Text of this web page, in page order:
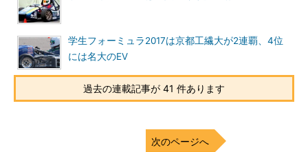
学生フォーミュラ2017は京都工繊大が2連覇、4位
には名大のEV
過去の連載記事が 41 件あります
次のページへ